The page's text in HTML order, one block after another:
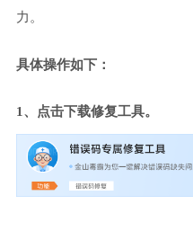
力。
具体操作如下：
1、点击下载修复工具。